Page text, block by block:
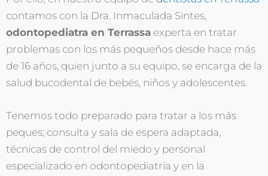
contamos con la Dra. Inmaculada Sintes,
odontopediatra en Terrassa experta en tratar
problemas con los más pequeños desde hace más
de 16 años, quien junto a su equipo, se encarga de la
salud bucodental de bebés, niños y adolescentes.
Tenemos todo preparado para tratar a los más
peques; consulta y sala de espera adaptada,
técnicas de control del miedo y personal
especializado en odontopediatría y en la